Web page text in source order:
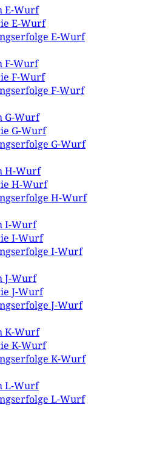
E-Wurf
E-Wurf
E-Wurf
F-Wurf
F-Wurf
F-Wurf
G-Wurf
G-Wurf
G-Wurf
H-Wurf
H-Wurf
H-Wurf
I-Wurf
I-Wurf
I-Wurf
J-Wurf
J-Wurf
J-Wurf
K-Wurf
K-Wurf
K-Wurf
L-Wurf
L-Wurf